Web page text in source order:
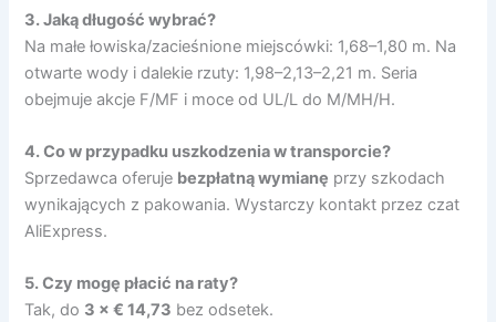
3. Jaką długość wybrać?
Na małe łowiska/zacieśnione miejscówki: 1,68–1,80 m. Na
otwarte wody i dalekie rzuty: 1,98–2,13–2,21 m. Seria
obejmuje akcje F/MF i moce od UL/L do M/MH/H.
4. Co w przypadku uszkodzenia w transporcie?
Sprzedawca oferuje bezpłatną wymianę przy szkodach
wynikających z pakowania. Wystarczy kontakt przez czat
AliExpress.
5. Czy mogę płacić na raty?
Tak, do 3 × € 14,73 bez odsetek.